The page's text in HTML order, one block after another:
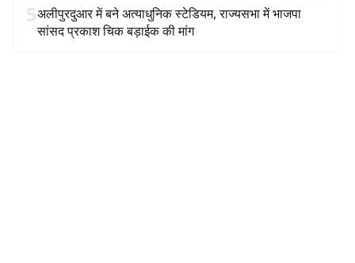
5अलीपुरदुआर में बने अत्याधुनिक स्टेडियम, राज्यसभा में भाजपा
सांसद प्रकाश चिक बड़ाईक की मांग